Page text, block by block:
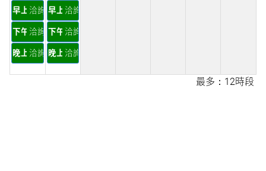
早上 洽詢
下午 洽詢
晚上 洽詢
早上 洽詢
下午 洽詢
晚上 洽詢
最多：12時段